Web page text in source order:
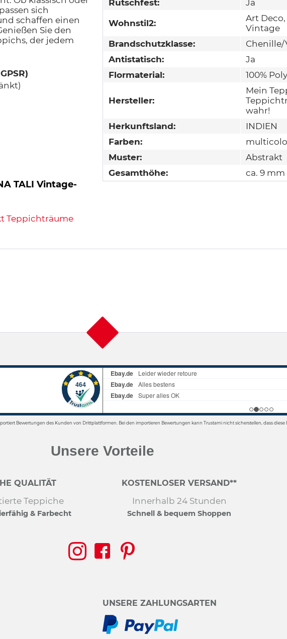
sich
schaffen einen
Sie den
der jedem
TALI Vintage-
Teppichträume
Rutschfest:
Ja
Wohnstil2:
Art
Vintage
Brandschutzklasse:
Antistatisch:
Ja
Flormaterial:
100%
Hersteller:
Mein
wahr!
Herkunftsland:
INDIEN
Farben:
Muster:
Abstrakt
Gesamthöhe:
ca. 9 mm
Bewertungen des Kunden von Drittplattformen. Bei den importieren Bewertungen kann Trustami nicht sicherstellen, dass
Unsere Vorteile
QUALITÄT
Teppiche
& Farbecht
KOSTENLOSER VERSAND**
Innerhalb 24 Stunden
Schnell & bequem Shoppen
UNSERE ZAHLUNGSARTEN